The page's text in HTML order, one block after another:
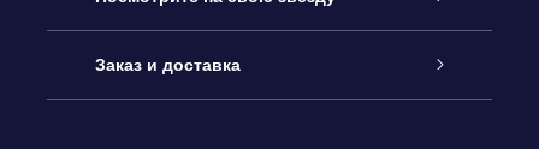
Блог
Подарочный набор OSR
Звездный реестр
Заказ и доставка